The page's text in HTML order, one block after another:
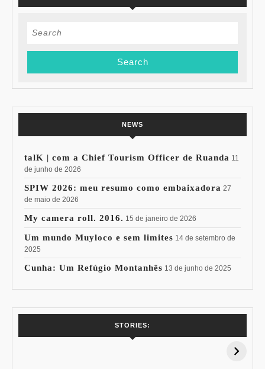
Search
NEWS
talK | com a Chief Tourism Officer de Ruanda 11
de junho de 2026
SPIW 2026: meu resumo como embaixadora 27
de maio de 2026
My camera roll. 2016. 15 de janeiro de 2026
Um mundo Muyloco e sem limites 14 de setembro de
2025
Cunha: Um Refúgio Montanhês 13 de junho de 2025
STORIES:
15% de
Pessoal: Os